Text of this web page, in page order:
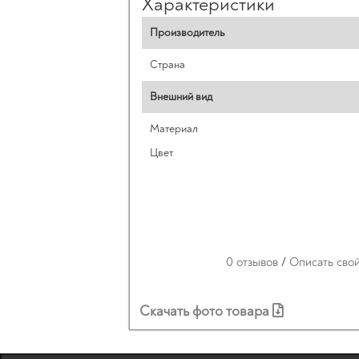
Производитель
Страна
Внешний вид
Материал
Цвет
0 отзывов / Описать
Скачать фото товара